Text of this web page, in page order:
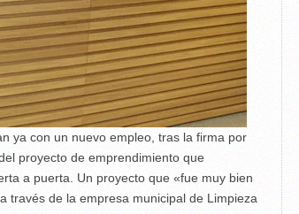
ya con un nuevo empleo, tras la firma por
proyecto de emprendimiento que
a puerta. Un proyecto que «fue muy bien
través de la empresa municipal de Limpieza